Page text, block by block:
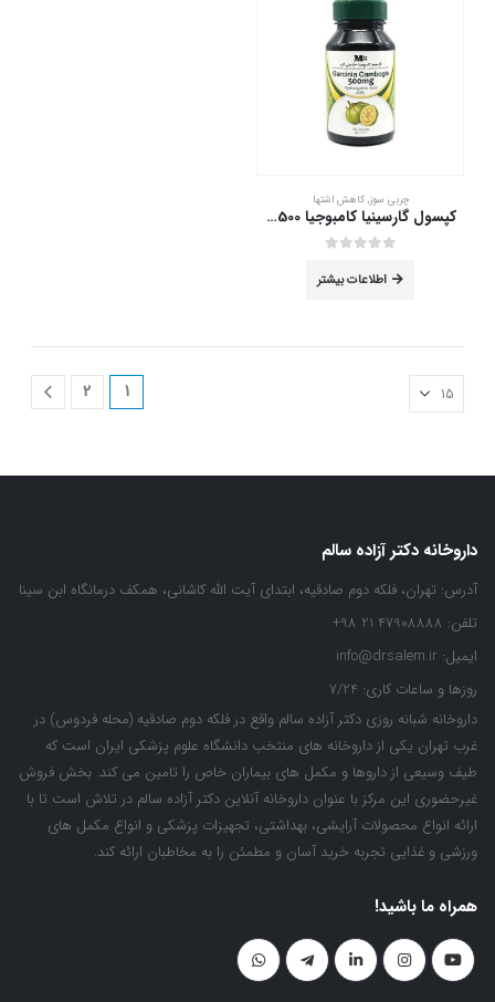
چربی سوز,کاهش اشتها
کپسول گارسینیا کامبوجیا 500 ام پلاس 60 عدد
اطلاعات بیشتر
1
2
داروخانه دکتر آزاده سالم
آدرس: تهران، فلکه دوم صادقیه، ابتدای آیت الله کاشانی، همکف درمانگاه ابن سینا
تلفن: 47908888 21 98+
ایمیل: info@drsalem.ir
روزها و ساعات کاری: 7/24
داروخانه شبانه روزی دکتر آزاده سالم واقع در فلکه دوم صادقیه (محله فردوس) در
غرب تهران یکی از داروخانه های منتخب دانشگاه علوم پزشکی ایران است که
طیف وسیعی از داروها و مکمل های بیماران خاص را تامین می کند. بخش فروش
غیرحضوری این مرکز با عنوان داروخانه آنلاین دکتر آزاده سالم در تلاش است تا با
ارائه انواع محصولات آرایشی، بهداشتی، تجهیزات پزشکی و انواع مکمل های
ورزشی و غذایی تجربه خرید آسان و مطمئن را به مخاطبان ارائه کند.
همراه ما باشید!